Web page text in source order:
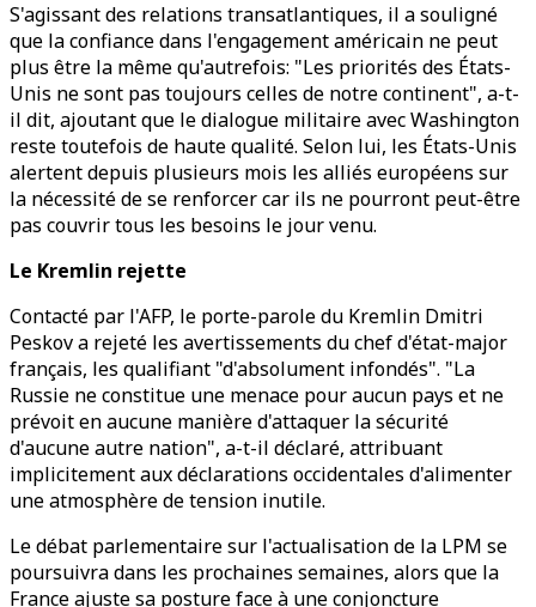
S'agissant des relations transatlantiques, il a souligné
que la confiance dans l'engagement américain ne peut
plus être la même qu'autrefois: "Les priorités des États-
Unis ne sont pas toujours celles de notre continent", a-t-
il dit, ajoutant que le dialogue militaire avec Washington
reste toutefois de haute qualité. Selon lui, les États-Unis
alertent depuis plusieurs mois les alliés européens sur
la nécessité de se renforcer car ils ne pourront peut-être
pas couvrir tous les besoins le jour venu.
Le Kremlin rejette
Contacté par l'AFP, le porte-parole du Kremlin Dmitri
Peskov a rejeté les avertissements du chef d'état-major
français, les qualifiant "d'absolument infondés". "La
Russie ne constitue une menace pour aucun pays et ne
prévoit en aucune manière d'attaquer la sécurité
d'aucune autre nation", a-t-il déclaré, attribuant
implicitement aux déclarations occidentales d'alimenter
une atmosphère de tension inutile.
Le débat parlementaire sur l'actualisation de la LPM se
poursuivra dans les prochaines semaines, alors que la
France ajuste sa posture face à une conjoncture